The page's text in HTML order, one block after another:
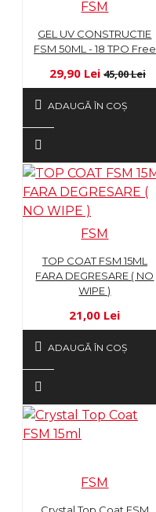
FSM
GEL UV CONSTRUCTIE
FSM 50ML - 18 TPO Free
29,90 Lei 45,00 Lei
ADAUGĂ ÎN COŞ
FSM
TOP COAT FSM 15ML
FARA DEGRESARE ( NO
WIPE )
21,00 Lei
ADAUGĂ ÎN COŞ
FSM
Crystal Top Coat FSM